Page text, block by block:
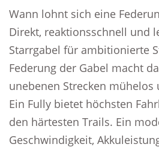
Wann lohnt sich eine
Direkt, reaktionsschnell und
Starrgabel für ambitionierte
Federung der Gabel macht
unebenen Strecken
Ein Fully bietet höchsten
den härtesten Trails. Ein
Geschwindigkeit,